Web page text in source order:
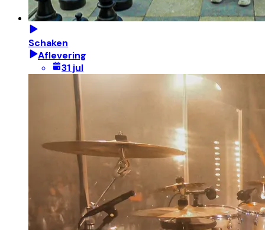
Schaken
Aflevering
31 jul